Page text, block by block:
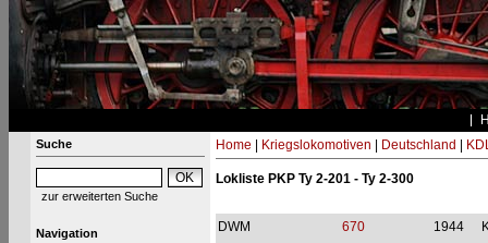
Suche
zur erweiterten Suche
Navigation
Home Kriegslokomotiven Deutschland
Lokliste PKP Ty 2-201 - Ty 2-300
DWM 670 1944